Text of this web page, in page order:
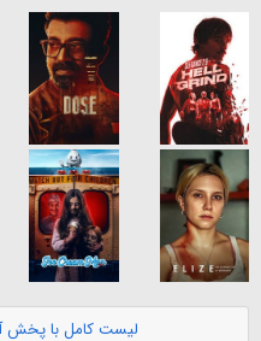
لیست کامل با پخش